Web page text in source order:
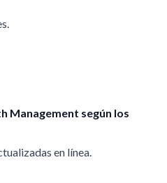
Management según los
en línea.